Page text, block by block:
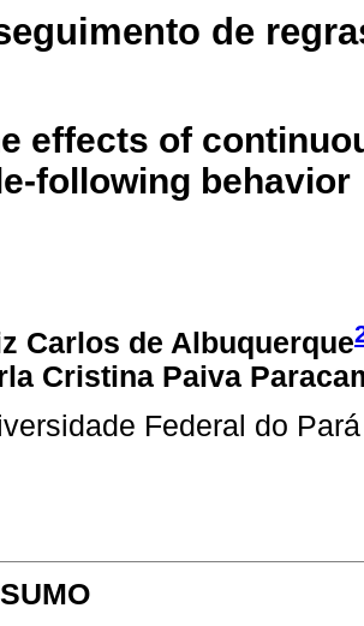
de
effects of
following behavior
Carlos de Albuquerque
Cristina Paiva
Federal do Pará